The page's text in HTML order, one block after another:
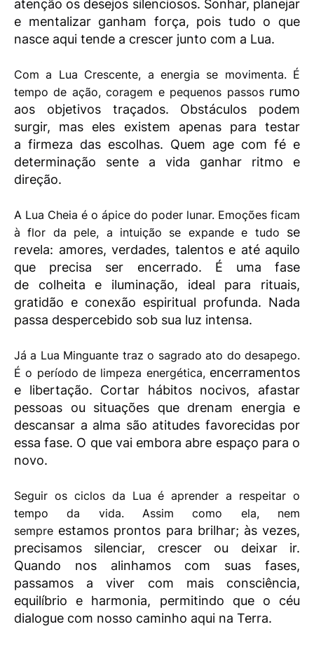
atenção os desejos silenciosos. Sonhar, planejar
e mentalizar ganham força, pois tudo o que
nasce aqui tende a crescer junto com a Lua.
Com a Lua Crescente, a energia se movimenta. É
tempo de ação, coragem e pequenos passos rumo
aos objetivos traçados. Obstáculos podem
surgir, mas eles existem apenas para testar
a firmeza das escolhas. Quem age com fé e
determinação sente a vida ganhar ritmo e
direção.
A Lua Cheia é o ápice do poder lunar. Emoções ficam
à flor da pele, a intuição se expande e tudo se
revela: amores, verdades, talentos e até aquilo
que precisa ser encerrado. É uma fase
de colheita e iluminação, ideal para rituais,
gratidão e conexão espiritual profunda. Nada
passa despercebido sob sua luz intensa.
Já a Lua Minguante traz o sagrado ato do desapego.
É o período de limpeza energética, encerramentos
e libertação. Cortar hábitos nocivos, afastar
pessoas ou situações que drenam energia e
descansar a alma são atitudes favorecidas por
essa fase. O que vai embora abre espaço para o
novo.
Seguir os ciclos da Lua é aprender a respeitar o
tempo da vida. Assim como ela, nem
sempre estamos prontos para brilhar; às vezes,
precisamos silenciar, crescer ou deixar ir.
Quando nos alinhamos com suas fases,
passamos a viver com mais consciência,
equilíbrio e harmonia, permitindo que o céu
dialogue com nosso caminho aqui na Terra.